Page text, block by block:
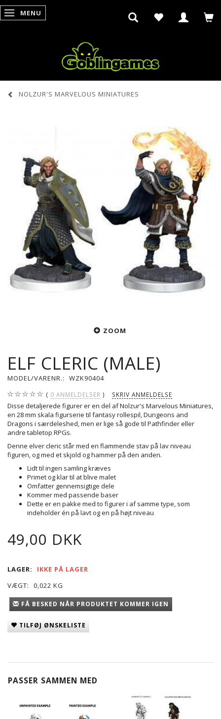
SKIFTE NAVIGATION
MENU
NOLZUR'S MARVELOUS MINIATURES
ZOOM
ELF CLERIC (MALE)
MODEL/VARENR.: WZK90404
0 ANMELDELSER SKRIV ANMELDELSE
Disse detaljerede figurer er en del af Nolzur's Marvelous Miniatures,
en 28 mm skala figurserie til fantasy rollespil, Dungeons and
Dragons i særdeleshed, men er lige så gode til Pathfinder eller
andre tabletop RPGs.
Denne elver cleric står med en flammende stav på lav niveau
figuren, og med et skjold og hammer på den anden.
Lidt til ingen samling kræves
Primet og klar til at blive malet
Omfatter gennemsigtige dele
Kommer med passende baser
Dette er en pakke med to figurer i af samme type, som
indeholder én på lavt og en på højt niveau
49,00 DKK
LAGER:
IKKE PÅ LAGER
VÆGT:
0,022 KG
FÅ BESKED NÅR PRODUKTET KOMMER IGEN
TILFØJ ØNSKELISTE
PASSER SAMMEN MED